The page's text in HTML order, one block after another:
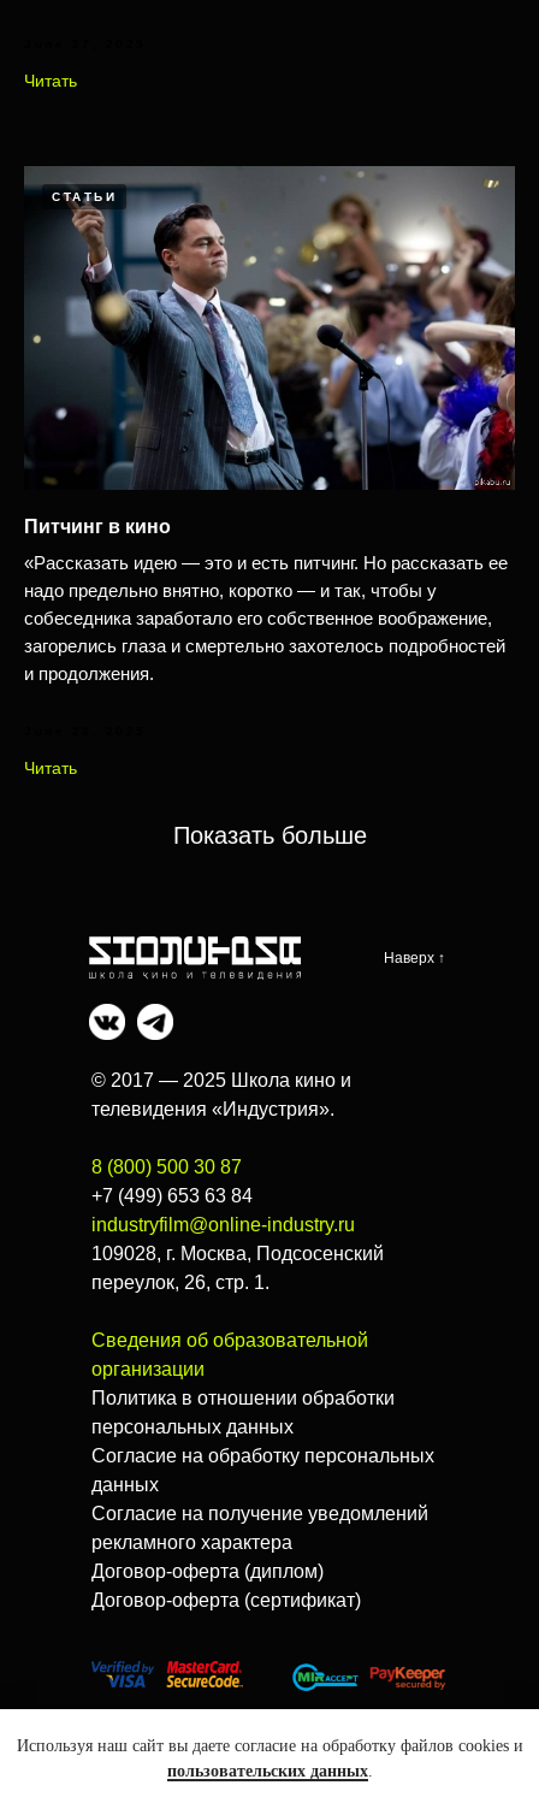
Читать
СТАТЬИ
Питчинг в кино
«Рассказать идею — это и есть питчинг. Но рассказать ее
надо предельно внятно, коротко — и так, чтобы у
собеседника заработало его собственное воображение,
загорелись глаза и смертельно захотелось подробностей
и продолжения.
Читать
Показать больше
Используя наш сайт вы даете согласие на обработку файлов cookies и
пользовательских данных.
© 2017 — 2025 Школа кино и
телевидения «Индустрия».
8 (800) 500 30 87
+7 (499) 653 63 84
industryfilm@online-industry.ru
109028, г. Москва, Подсосенский
переулок, 26, стр. 1.
Сведения об образовательной
организации
Политика в отношении обработки
персональных данных
Согласие на обработку персональных
данных
Согласие на получение уведомлений
рекламного характера
Договор-оферта (диплом)
Договор-оферта (сертификат)
Наверх ↑
Tilda